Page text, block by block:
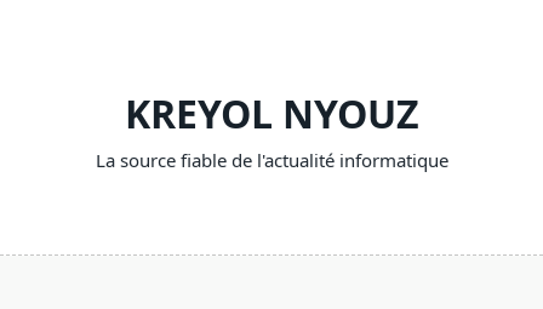
KREYOL NYOUZ
La source fiable de l'actualité informatique